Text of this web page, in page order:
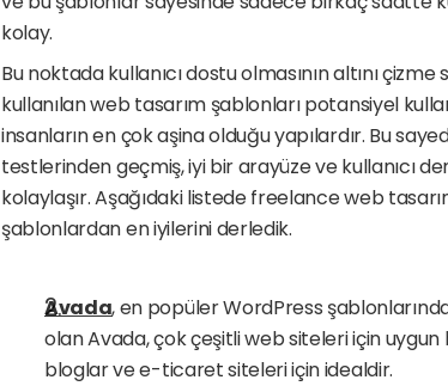
kolay.
Bu noktada kullanıcı dostu olmasının altını
kullanılan web tasarım şablonları potansiyel
insanların en çok aşina olduğu yapılardır. Bu
testlerinden geçmiş, iyi bir arayüze ve kullanıcı
kolaylaşır. Aşağıdaki listede freelance web
şablonlardan en iyilerini derledik.
Avada, en popüler WordPress
olan Avada, çok çeşitli web siteleri için
bloglar ve e-ticaret siteleri için idealdir.